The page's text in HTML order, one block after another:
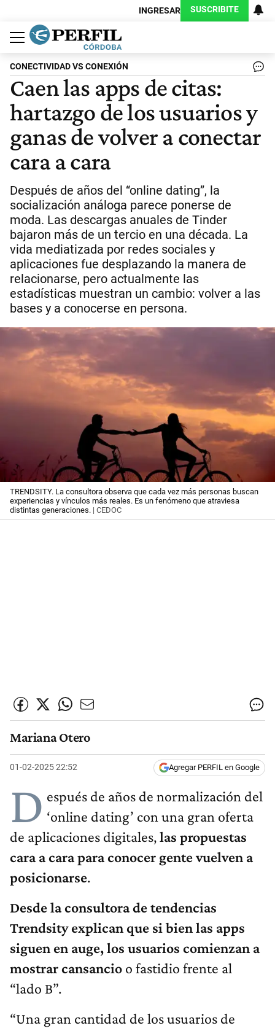
INGRESAR SUSCRIBITE
Política
Economía
Judiciales
Sociedad
Cultura
Espectáculos
Deportes
Protagonistas
CONECTIVIDAD VS CONEXIÓN
Caen las apps de citas:
hartazgo de los usuarios y
ganas de volver a conectar
cara a cara
Después de años del “online dating”, la
socialización análoga parece ponerse de
moda. Las descargas anuales de Tinder
bajaron más de un tercio en una década. La
vida mediatizada por redes sociales y
aplicaciones fue desplazando la manera de
relacionarse, pero actualmente las
estadísticas muestran un cambio: volver a las
bases y a conocerse en persona.
TRENDSITY. La consultora observa que cada vez más personas buscan
experiencias y vínculos más reales. Es un fenómeno que atraviesa
distintas generaciones. | CEDOC
Mariana Otero
01-02-2025 22:52 Agregar PERFIL en Google
D espués de años de normalización del
‘online dating’ con una gran oferta
de aplicaciones digitales,las propuestas
cara a cara para conocer gente vuelven a
posicionarse.
Desde la consultora de tendencias
Trendsity explican que si bien las apps
siguen en auge, los usuarios comienzan a
mostrar cansancio o fastidio frente al
“lado B”.
“Una gran cantidad de los usuarios de